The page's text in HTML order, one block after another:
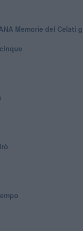
Memorie del Celati